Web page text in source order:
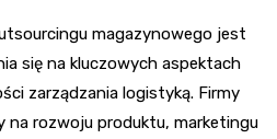
magazynowego jest
się na kluczowych aspektach
zarządzania logistyką. Firmy
na rozwoju produktu, marketingu